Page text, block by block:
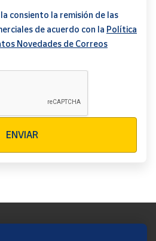
consiento la remisión de las
de acuerdo con la Política
Novedades de Correos
ENVIAR